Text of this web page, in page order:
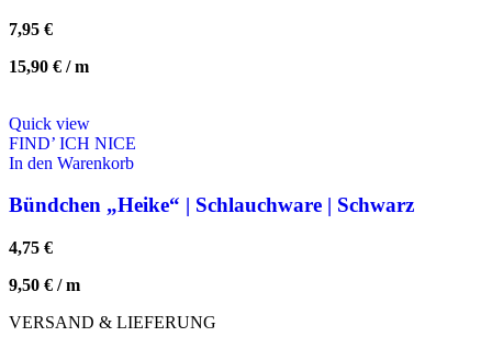
7,95 €
15,90 € /m
Quick view
FIND’ ICH NICE
In den Warenkorb
Bündchen „Heike“ | Schlauchware | Schwarz
4,75 €
9,50 € /m
VERSAND & LIEFERUNG